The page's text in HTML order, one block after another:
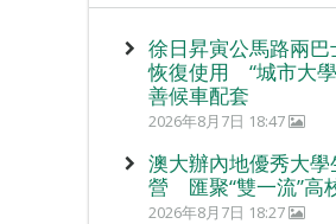
徐日昇寅公馬路兩
恢復使用 “城市大
善候車配套
2026年8月7日 18:47
澳大辦內地優秀大
營 匯聚“雙一流”高
2026年8月7日 18:27